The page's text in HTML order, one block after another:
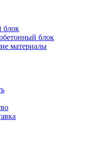
блок
блок
материалы